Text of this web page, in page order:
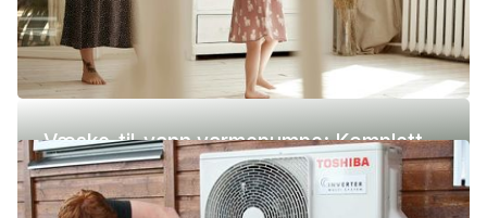
Væske-til-vann varmepumpe: Komplett
guide (pris, fordeler og ulemper)